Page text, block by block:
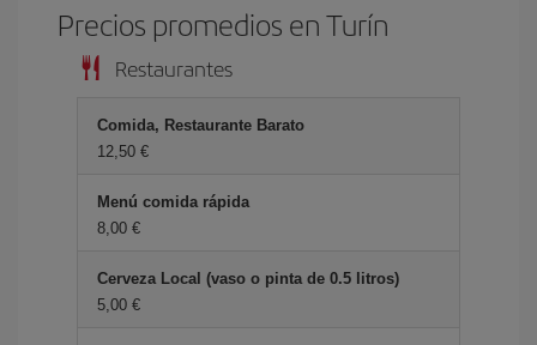
Precios promedios en Turín
Restaurantes
Comida, Restaurante Barato
12,50 €
Menú comida rápida
8,00 €
Cerveza Local (vaso o pinta de 0.5 litros)
5,00 €